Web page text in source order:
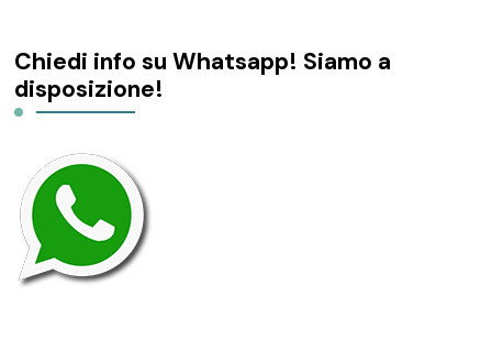
Chiedi info su Whatsapp! Siamo a
disposizione!